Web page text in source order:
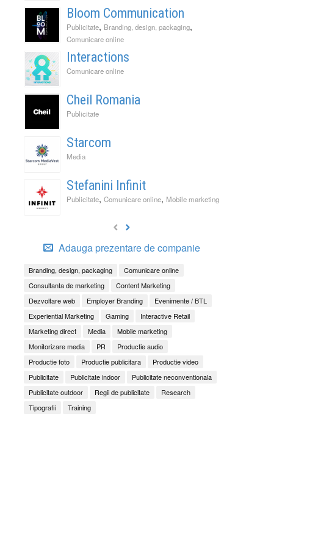
Bloom Communication
Publicitate, Branding, design, packaging,
Comunicare online
Interactions
Comunicare online
Cheil Romania
Publicitate
Starcom
Media
Stefanini Infinit
Publicitate, Comunicare online, Mobile marketing
Adauga prezentare de companie
Branding, design, packaging
Comunicare online
Consultanta de marketing
Content Marketing
Dezvoltare web
Employer Branding
Evenimente / BTL
Experiential Marketing
Gaming
Interactive Retail
Marketing direct
Media
Mobile marketing
Monitorizare media
PR
Productie audio
Productie foto
Productie publicitara
Productie video
Publicitate
Publicitate indoor
Publicitate neconventionala
Publicitate outdoor
Regii de publicitate
Research
Tipografii
Training